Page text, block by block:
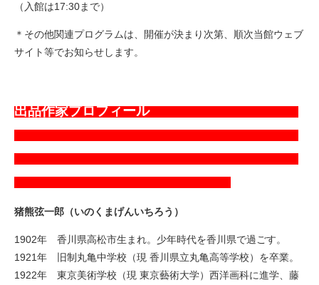
（入館は17:30まで）
＊その他関連プログラムは、開催が決まり次第、順次当館ウェブ
サイト等でお知らせします。
出品作家プロフィール
猪熊弦一郎（いのくまげんいちろう）
1902年 香川県高松市生まれ。少年時代を香川県で過ごす。
1921年 旧制丸亀中学校（現 香川県立丸亀高等学校）を卒業。
1922年 東京美術学校（現 東京藝術大学）西洋画科に進学、藤